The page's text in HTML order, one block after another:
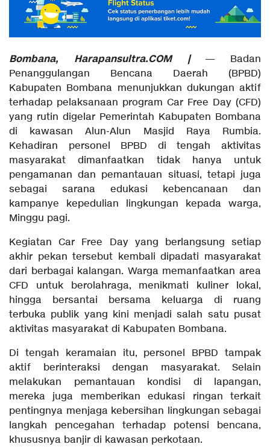
Bombana, Harapansultra.COM |— Badan
Penanggulangan Bencana Daerah (BPBD)
Kabupaten Bombana menunjukkan dukungan aktif
terhadap pelaksanaan program Car Free Day (CFD)
yang rutin digelar Pemerintah Kabupaten Bombana
di kawasan Alun-Alun Masjid Raya Rumbia.
Kehadiran personel BPBD di tengah aktivitas
masyarakat dimanfaatkan tidak hanya untuk
pengamanan dan pemantauan situasi, tetapi juga
sebagai sarana edukasi kebencanaan dan
kampanye kepedulian lingkungan kepada warga,
Minggu pagi.
Kegiatan Car Free Day yang berlangsung setiap
akhir pekan tersebut kembali dipadati masyarakat
dari berbagai kalangan. Warga memanfaatkan area
CFD untuk berolahraga, menikmati kuliner lokal,
hingga bersantai bersama keluarga di ruang
terbuka publik yang kini menjadi salah satu pusat
aktivitas masyarakat di Kabupaten Bombana.
Di tengah keramaian itu, personel BPBD tampak
aktif berinteraksi dengan masyarakat. Selain
melakukan pemantauan kondisi di lapangan,
mereka juga memberikan edukasi ringan terkait
pentingnya menjaga kebersihan lingkungan sebagai
langkah pencegahan terhadap potensi bencana,
khususnya banjir di kawasan perkotaan.